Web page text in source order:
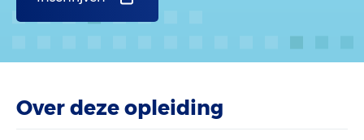
Over deze opleiding